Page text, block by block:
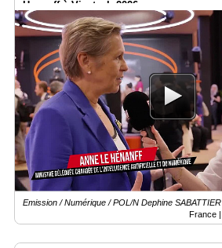
Henanff à Vivatech 2026
Emission / Numérique / POL/N Dephine SABATTIER
France |